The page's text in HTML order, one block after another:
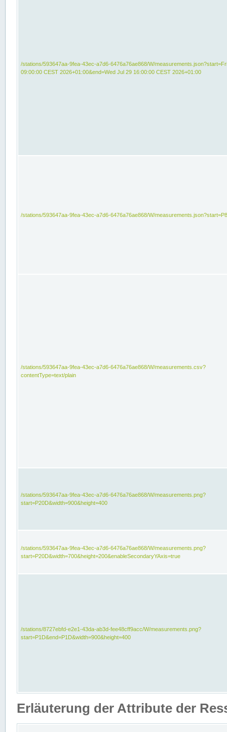
/stations/593647aa-9fea-43ec-a7d6-6476a76ae868/W/
09:00:00 CEST 2026+01:00&end=Wed Jul 29 16:00:00 CEST 2026+01:00
/stations/593647aa-9fea-43ec-a7d6-6476a76ae868/W/
/stations/593647aa-9fea-43ec-a7d6-6476a76ae868/W/measurements.csv?
contentType=text/plain
/stations/593647aa-9fea-43ec-a7d6-6476a76ae868/W/measurements.png?
start=P20D&width=900&height=400
/stations/593647aa-9fea-43ec-a7d6-6476a76ae868/W/measurements.png?
start=P20D&width=700&height=200&enableSecondaryYAxis=true
/stations/8727ebfd-e2e1-43da-ab3d-fee48cff9acc/W/measurements.png?
start=P1D&end=P1D&width=900&height=400
Erläuterung der Attribute der